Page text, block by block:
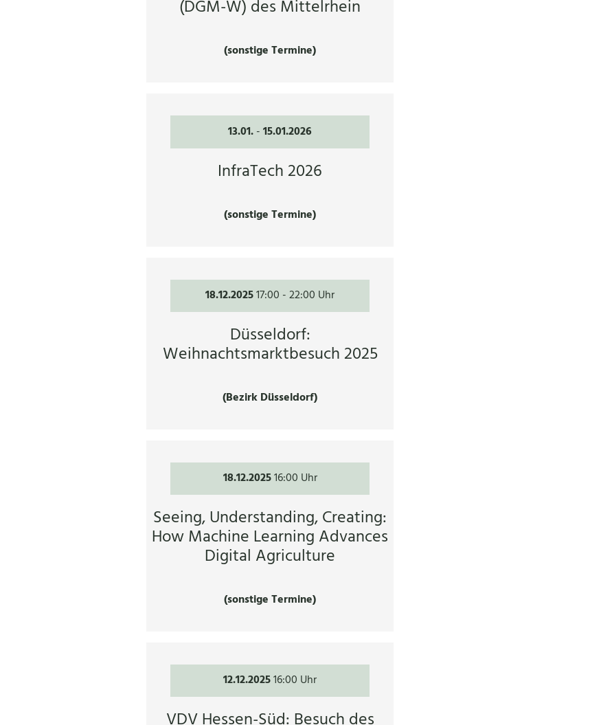
(DGM-W) des Mittelrhein
(sonstige Termine)
13.01.-15.01.2026
InfraTech 2026
(sonstige Termine)
18.12.202517:00 -22:00 Uhr
Düsseldorf:
Weihnachtsmarktbesuch 2025
(Bezirk Düsseldorf)
18.12.202516:00 Uhr
Seeing, Understanding, Creating:
How Machine Learning Advances
Digital Agriculture
(sonstige Termine)
12.12.202516:00 Uhr